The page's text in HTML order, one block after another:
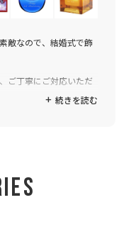
敵なので、結婚式で飾
ご丁寧にご対応いただ
話になりたいと思いま
続きを読む